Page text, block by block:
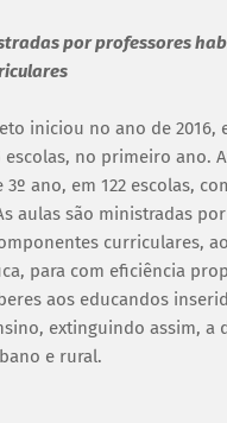
por professores
iniciou no ano de 2016,
escolas, no primeiro ano.
3º ano, em 122 escolas,
aulas são ministradas
curriculares,
para com eficiência
aos educandos
extinguindo assim, a
e rural.